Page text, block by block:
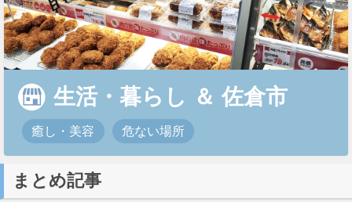
生活・暮らし ＆佐倉市
癒し・美容 危ない場所
まとめ記事